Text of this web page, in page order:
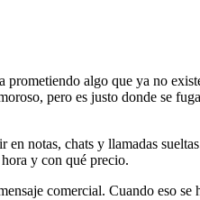
algo que ya no
pero es justo donde se
notas, chats y llamadas
y con qué precio.
comercial. Cuando eso se